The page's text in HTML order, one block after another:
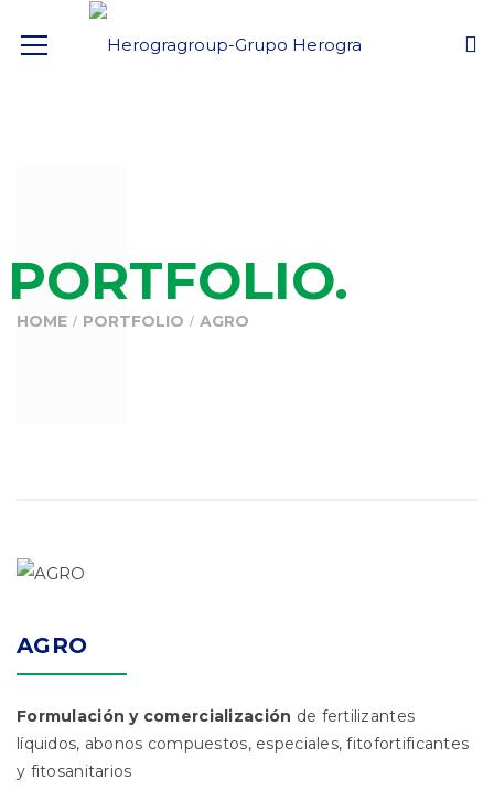
PORTFOLIO.
HOME PORTFOLIO AGRO
AGRO
Formulación y comercialización de fertilizantes
líquidos, abonos compuestos, especiales, fitofortificantes
y fitosanitarios